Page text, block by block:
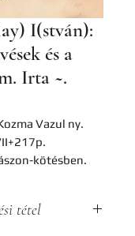
I(stván):
és a
Irta ~.
Vazul ny.
kötésben.
tétel